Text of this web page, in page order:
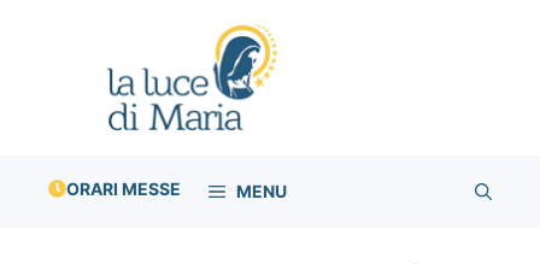
ORARI MESSE MENU